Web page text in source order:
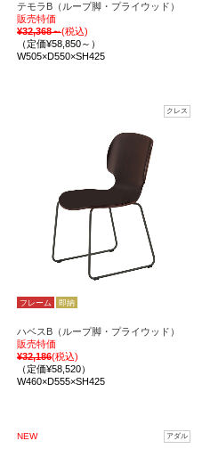
テモラB（ループ脚・プライウッド）
販売特価
¥32,368～(税込)
（定価¥58,850～）
W505×D550×SH425
クレス
フレーム 即納
ハベスB（ループ脚・プライウッド）
販売特価
¥32,186(税込)
（定価¥58,520）
W460×D555×SH425
NEW アダル